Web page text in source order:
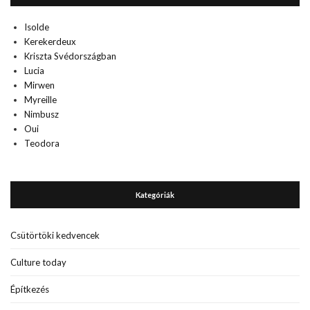
Isolde
Kerekerdeux
Kriszta Svédországban
Lucia
Mirwen
Myreille
Nimbusz
Oui
Teodora
Kategóriák
Csütörtöki kedvencek
Culture today
Építkezés